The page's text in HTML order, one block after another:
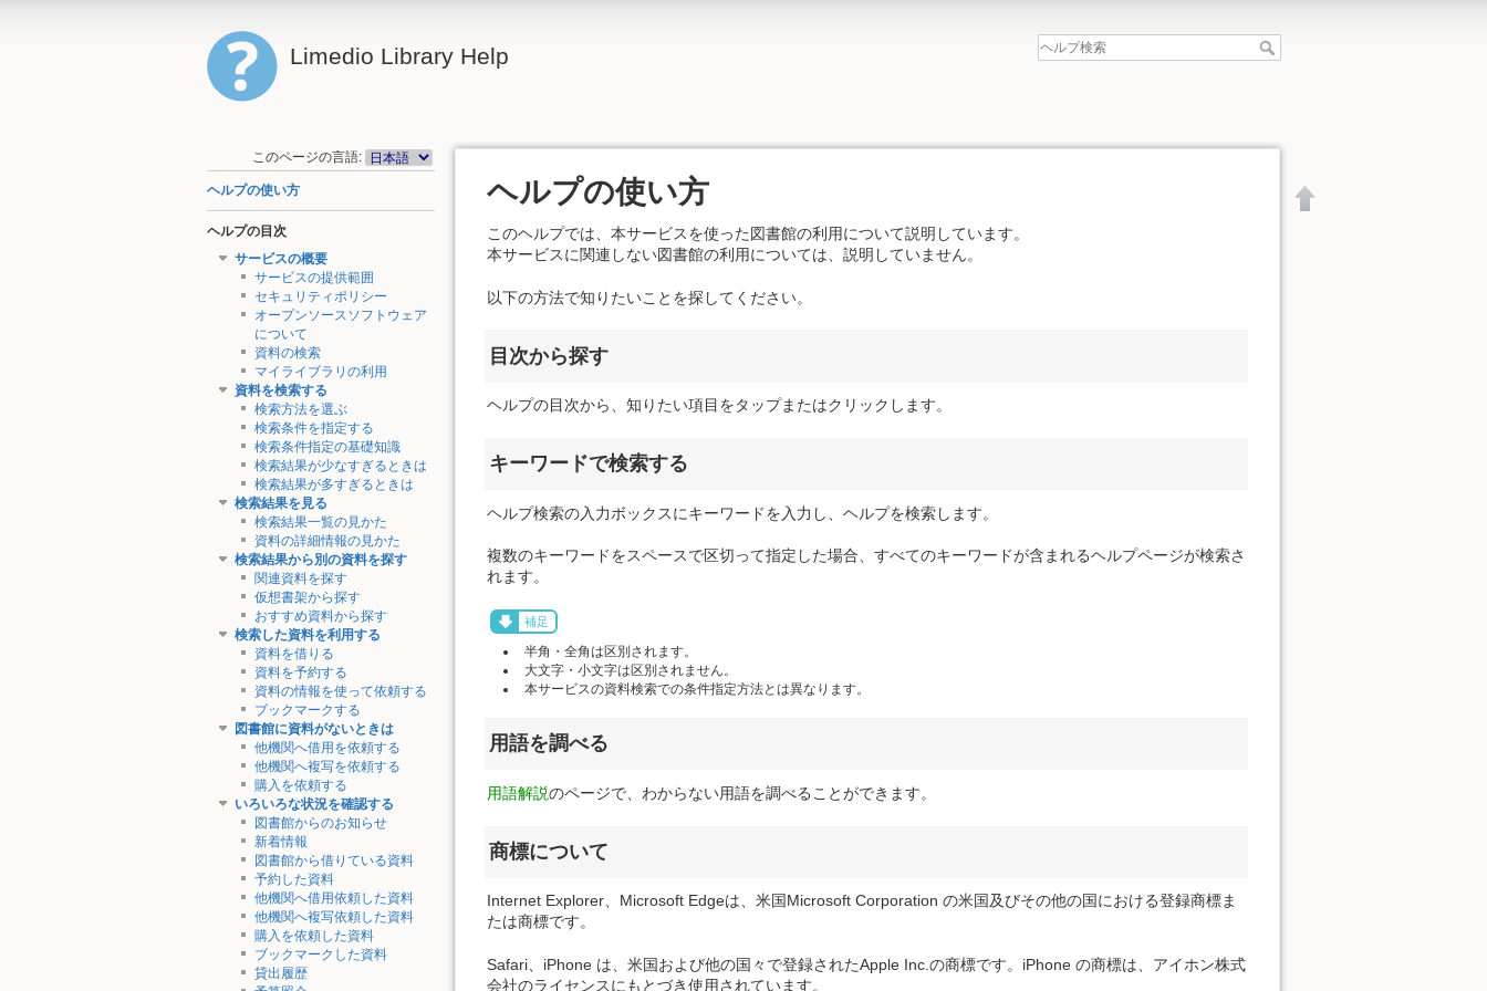
Limedio Library Help
このページの言語:
ヘルプの使い方
ヘルプの目次
サービスの概要
サービスの提供範囲
セキュリティポリシー
オープンソースソフトウェア
について
資料の検索
マイライブラリの利用
資料を検索する
検索方法を選ぶ
検索条件を指定する
検索条件指定の基礎知識
検索結果が少なすぎるときは
検索結果が多すぎるときは
検索結果を見る
検索結果一覧の見かた
資料の詳細情報の見かた
検索結果から別の資料を探す
関連資料を探す
仮想書架から探す
おすすめ資料から探す
検索した資料を利用する
資料を借りる
資料を予約する
資料の情報を使って依頼する
ブックマークする
図書館に資料がないときは
他機関へ借用を依頼する
他機関へ複写を依頼する
購入を依頼する
いろいろな状況を確認する
図書館からのお知らせ
新着情報
図書館から借りている資料
予約した資料
他機関へ借用依頼した資料
他機関へ複写依頼した資料
購入を依頼した資料
ブックマークした資料
貸出履歴
ヘルプの使い方
このヘルプでは、本サービスを使った図書館の利用について説明しています。
本サービスに関連しない図書館の利用については、説明していません。
以下の方法で知りたいことを探してください。
目次から探す
ヘルプの目次から、知りたい項目をタップまたはクリックします。
キーワードで検索する
ヘルプ検索の入力ボックスにキーワードを入力し、ヘルプを検索します。
複数のキーワードをスペースで区切って指定した場合、すべてのキーワードが含まれるヘルプページが検索さ
れます。
補足
半角・全角は区別されます。
大文字・小文字は区別されません。
本サービスの資料検索での条件指定方法とは異なります。
用語を調べる
用語解説のページで、わからない用語を調べることができます。
商標について
Internet Explorer、Microsoft Edgeは、米国Microsoft Corporation の米国及びその他の国における登録商標ま
たは商標です。
Safari、iPhone は、米国および他の国々で登録されたApple Inc.の商標です。iPhone の商標は、アイホン株式
会社のライセンスにもとづき使用されています。